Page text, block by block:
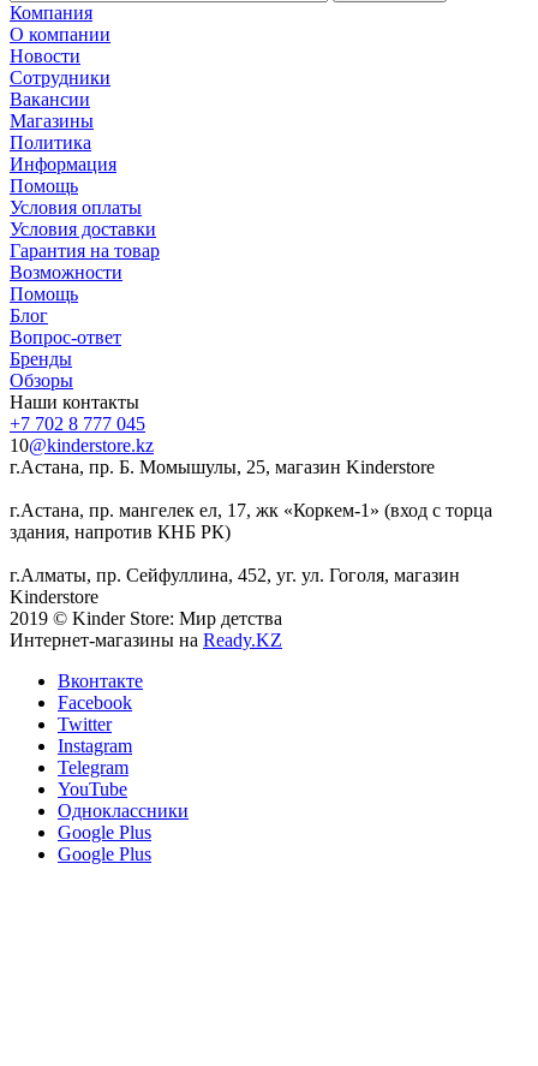
Компания
О компании
Новости
Сотрудники
Вакансии
Магазины
Политика
Информация
Помощь
Условия оплаты
Условия доставки
Гарантия на товар
Возможности
Помощь
Блог
Вопрос-ответ
Бренды
Обзоры
Наши контакты
+7 702 8 777 045
10@kinderstore.kz
г.Астана, пр. Б. Момышулы, 25, магазин Kinderstore
г.Астана, пр. мангелек ел, 17, жк «Коркем-1» (вход с торца
здания, напротив КНБ РК)
г.Алматы, пр. Сейфуллина, 452, уг. ул. Гоголя, магазин
Kinderstore
2019 © Kinder Store: Мир детства
Интернет-магазины на Ready.KZ
Вконтакте
Facebook
Twitter
Instagram
Telegram
YouTube
Одноклассники
Google Plus
Google Plus